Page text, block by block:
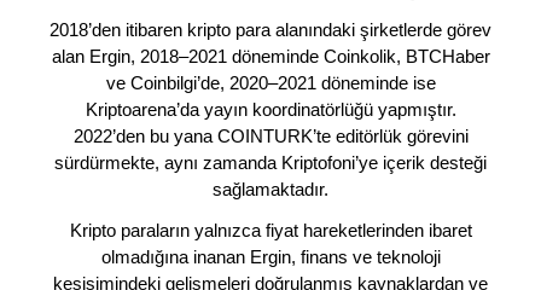
2018’den itibaren kripto para alanındaki şirketlerde görev
alan Ergin, 2018–2021 döneminde Coinkolik, BTCHaber
ve Coinbilgi’de, 2020–2021 döneminde ise
Kriptoarena’da yayın koordinatörlüğü yapmıştır.
2022’den bu yana COINTURK’te editörlük görevini
sürdürmekte, aynı zamanda Kriptofoni’ye içerik desteği
sağlamaktadır.
Kripto paraların yalnızca fiyat hareketlerinden ibaret
olmadığına inanan Ergin, finans ve teknoloji
kesişimindeki gelişmeleri doğrulanmış kaynaklardan ve